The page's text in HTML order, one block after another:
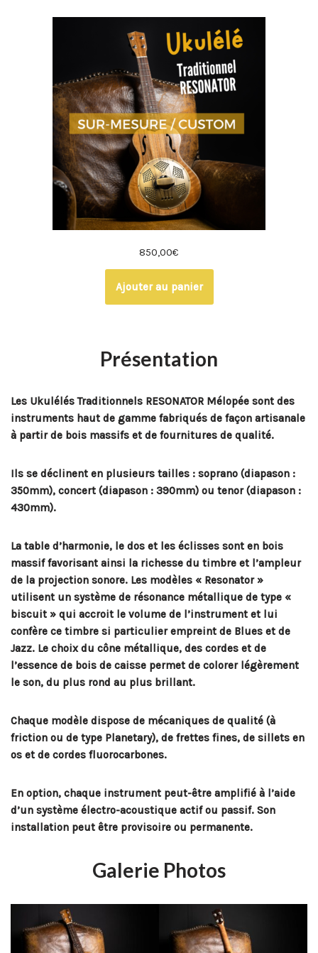
850,00€
Ajouter au panier
Présentation
Les Ukulélés Traditionnels RESONATOR Mélopée sont des
instruments haut de gamme fabriqués de façon artisanale
à partir de bois massifs et de fournitures de qualité.
Ils se déclinent en plusieurs tailles : soprano (diapason :
350mm), concert (diapason : 390mm) ou tenor (diapason :
430mm).
La table d’harmonie, le dos et les éclisses sont en bois
massif favorisant ainsi la richesse du timbre et l’ampleur
de la projection sonore. Les modèles « Resonator »
utilisent un système de résonance métallique de type «
biscuit » qui accroit le volume de l’instrument et lui
confère ce timbre si particulier empreint de Blues et de
Jazz. Le choix du cône métallique, des cordes et de
l’essence de bois de caisse permet de colorer légèrement
le son, du plus rond au plus brillant.
Chaque modèle dispose de mécaniques de qualité (à
friction ou de type Planetary), de frettes fines, de sillets en
os et de cordes fluorocarbones.
En option, chaque instrument peut-être amplifié à l’aide
d’un système électro-acoustique actif ou passif. Son
installation peut être provisoire ou permanente.
Galerie Photos